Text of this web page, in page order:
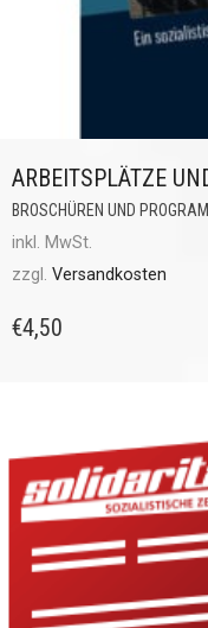
ARBEITSPLÄTZE
BROSCHÜREN UND
inkl. MwSt.
zzgl. Versandkosten
€4,50